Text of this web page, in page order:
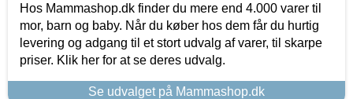
Hos Mammashop.dk finder du mere end 4.000 varer til
mor, barn og baby. Når du køber hos dem får du hurtig
levering og adgang til et stort udvalg af varer, til skarpe
priser. Klik her for at se deres udvalg.
Se udvalget på Mammashop.dk